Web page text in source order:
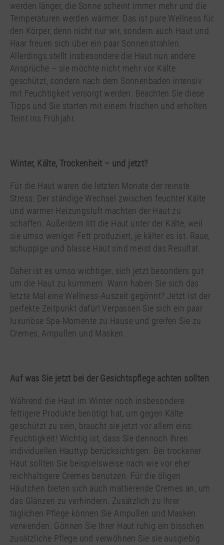
werden länger, die Sonne scheint immer mehr und die
Temperaturen werden wärmer. Das ist pure Wellness für
den Körper, denn nicht nur wir, sondern auch Haut und
Haar freuen sich über ein paar Sonnenstrahlen.
Allerdings stellt insbesondere die Haut nun andere
Ansprüche – sie möchte nicht mehr vor Kälte
geschützt, sondern nach dem Sonnenbaden intensiv
mit Feuchtigkeit versorgt werden. Beachten Sie diese
Tipps und Sie starten mit einem frischen und erholten
Teint ins Frühjahr.
Winter, Kälte, Trockenheit – und jetzt?
Für die Haut waren die letzten Monate der reinste
Stress: Der ständige Wechsel zwischen feuchter Kälte
und warmer Heizungsluft machten der Haut zu
schaffen. Außerdem litt die Haut unter der Kälte, weil
sie umso weniger Fett produziert, je kälter es ist. Raue,
schuppige und blasse Haut sind meist das Resultat.
Daher ist es umso wichtiger, sich jetzt besonders gut
um die Haut zu kümmern. Wann haben Sie sich das
letzte Mal eine Wellness-Auszeit gegönnt? Jetzt ist der
perfekte Zeitpunkt dafür! Verpassen Sie sich ein paar
luxuriöse Spa-Momente zu Hause und greifen Sie zu
Cremes, Ampullen und Masken.
Auf was Sie jetzt bei der Gesichtspflege achten sollten
Während die Haut im Winter noch insbesondere
fettigere Produkte benötigt hat, um gegen Kälte
geschützt zu sein, braucht sie jetzt vor allem eins:
Feuchtigkeit! Wichtig ist, dass Sie dennoch Ihren
individuellen Hauttyp berücksichtigen: Bei trockener
Haut sollten Sie beispielsweise nach wie vor eher
reichhaltigere Cremes benutzen. Für die öligen
Häutchen bieten sich auch mattierende Cremes an, um
das Glänzen zu verhindern. Zusätzlich zu Ihrer
täglichen Pflege können Sie Ampullen und Masken
verwenden. Gönnen Sie Ihrer Haut ruhig ein bisschen
zusätzliche Pflege und verwöhnen Sie sie ausgiebig